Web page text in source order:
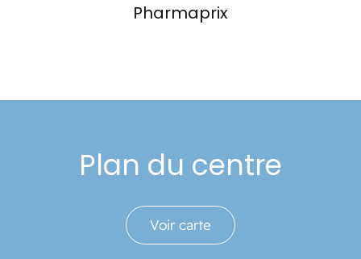
Pharmaprix
Plan du centre
Voir carte